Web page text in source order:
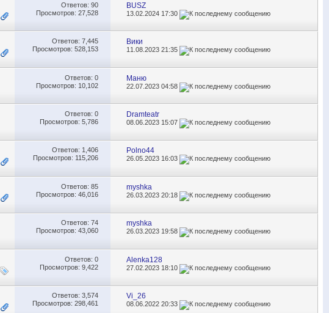
Ответов: 90
Просмотров: 27,528
BUSZ
13.02.2024 17:30
Ответов: 7,445
Просмотров: 528,153
Вики
11.08.202321:35
Ответов: 0
Просмотров: 10,102
Маню
22.07.202304:58
Ответов: 0
Просмотров: 5,786
Dramteatr
08.06.2023 15:07
Ответов: 1,406
Просмотров: 115,206
Polno44
26.05.202316:03
Ответов: 85
Просмотров: 46,016
myshka
26.03.202320:18
Ответов: 74
Просмотров: 43,060
myshka
26.03.2023 19:58
Ответов: 0
Просмотров: 9,422
Alenka128
27.02.2023 18:10
Ответов: 3,574
Просмотров: 298,461
Vi_26
08.06.202220:33